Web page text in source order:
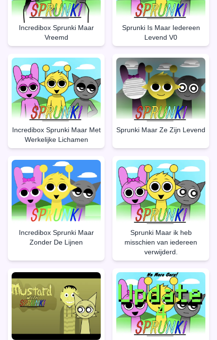
Incredibox Sprunki Maar
Vreemd
Sprunki Is Maar Iedereen
Levend V0
Incredibox Sprunki Maar Met
Werkelijke Lichamen
Sprunki Maar Ze Zijn Levend
Incredibox Sprunki Maar
Zonder De Lijnen
Sprunki Maar ik heb
misschien van iedereen
verwijderd.